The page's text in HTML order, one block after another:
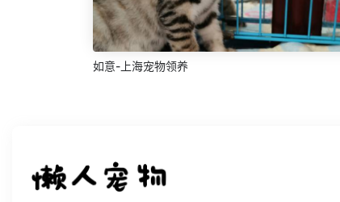
如意-上海宠物领养